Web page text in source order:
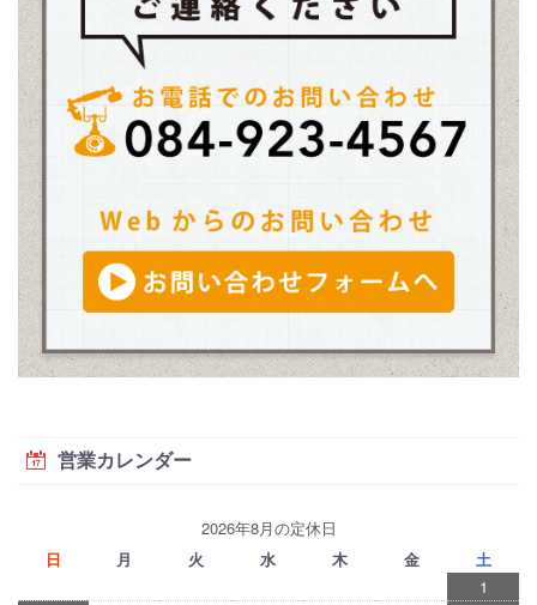
営業カレンダー
2026年8月の定休日
日
月 火 水 木 金
土
1